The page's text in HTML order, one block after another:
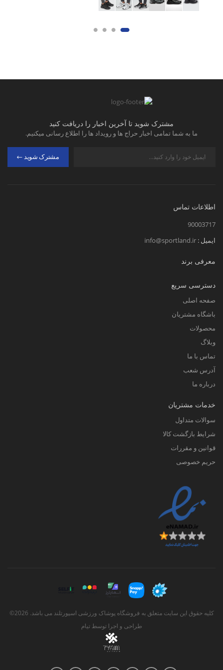
مشترک شوید تا آخرین اخبار را دریافت کنید
ما به شما تمامی اخبار حراج ها و رویداد ها را اطلاع رسانی میکنیم.
مشترک شوید
اطلاعات تماس
90003717
ایمیل : info@sportland.ir
معرفی برند
دسترسی سریع
صفحه اصلی
باشگاه مشتریان
محصولات
وبلاگ
تماس با ما
آدرس شعب
درباره ما
خدمات مشتریان
سوالات متداول
شرایط بازگشت کالا
قوانین و مقررات
حریم خصوصی
کلیه حقوق این سایت متعلق به فروشگاه پوشاک ورزشی اسپورتلند می باشد. 2026©
طراحی و اجرا توسطتیام